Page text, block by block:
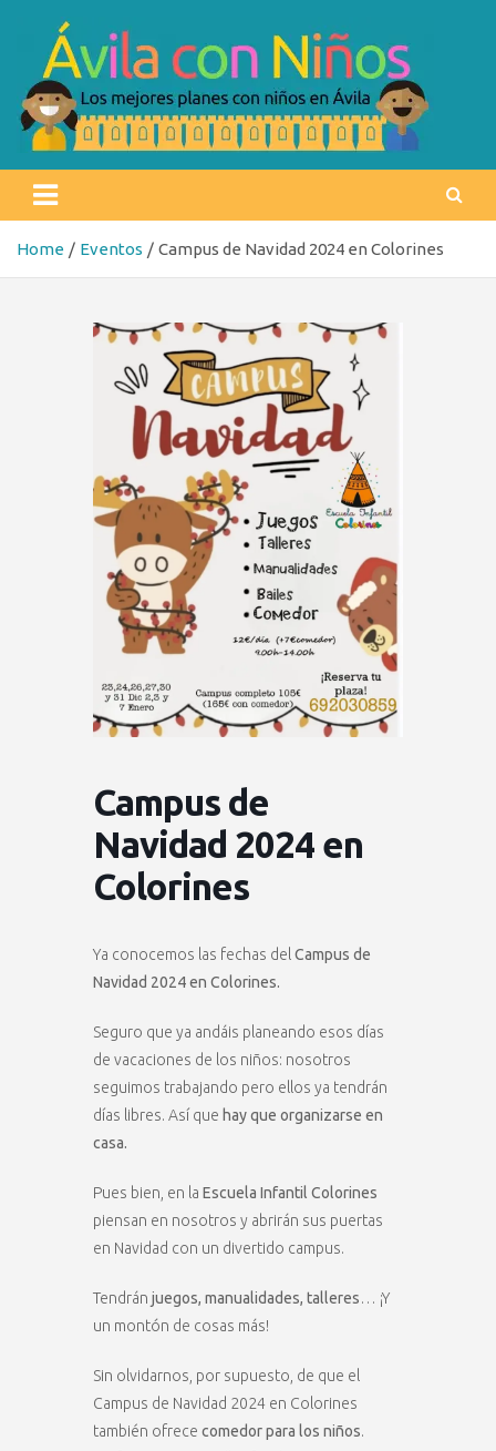
content
Ávila con niños
Home Eventos Campus de Navidad 2024 en Colorines
Campus de
Navidad 2024 en
Colorines
Ya conocemos las fechas del Campus de
Navidad 2024 en Colorines.
Seguro que ya andáis planeando esos días
de vacaciones de los niños: nosotros
seguimos trabajando pero ellos ya tendrán
días libres. Así que hay que organizarse en
casa.
Pues bien, en la Escuela Infantil Colorines
piensan en nosotros y abrirán sus puertas
en Navidad con un divertido campus.
Tendrán juegos, manualidades, talleres… ¡Y
un montón de cosas más!
Sin olvidarnos, por supuesto, de que el
Campus de Navidad 2024 en Colorines
también ofrece comedor para los niños.